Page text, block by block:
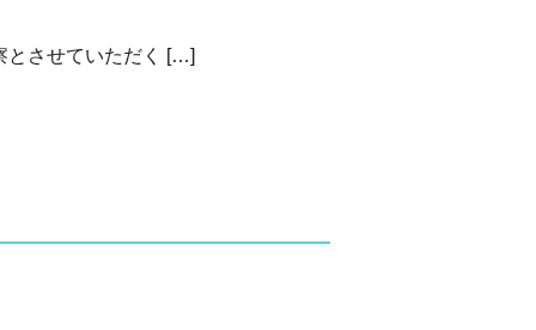
とさせていただく […]